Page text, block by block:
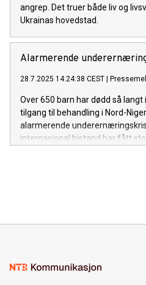
angrep. Det truer både liv og
Ukrainas hovedstad.
Alarmerende
28.7.2025 14:24:38 CEST
Over 650 barn har dødd så
tilgang til behandling i Nord-
alarmerende
internasjonal bistand har fått